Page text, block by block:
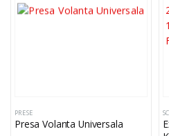
PRESE
Presa Volanta Universala